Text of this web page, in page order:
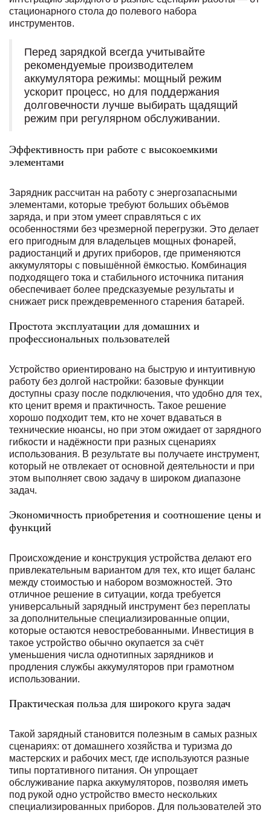
стационарного стола до полевого набора
инструментов.
Перед зарядкой всегда учитывайте
рекомендуемые производителем
аккумулятора режимы: мощный режим
ускорит процесс, но для поддержания
долговечности лучше выбирать щадящий
режим при регулярном обслуживании.
Эффективность при работе с высокоемкими
элементами
Зарядник рассчитан на работу с энергозапасными
элементами, которые требуют больших объёмов
заряда, и при этом умеет справляться с их
особенностями без чрезмерной перегрузки. Это делает
его пригодным для владельцев мощных фонарей,
радиостанций и других приборов, где применяются
аккумуляторы с повышённой ёмкостью. Комбинация
подходящего тока и стабильного источника питания
обеспечивает более предсказуемые результаты и
снижает риск преждевременного старения батарей.
Простота эксплуатации для домашних и
профессиональных пользователей
Устройство ориентировано на быструю и интуитивную
работу без долгой настройки: базовые функции
доступны сразу после подключения, что удобно для тех,
кто ценит время и практичность. Такое решение
хорошо подходит тем, кто не хочет вдаваться в
технические нюансы, но при этом ожидает от зарядного
гибкости и надёжности при разных сценариях
использования. В результате вы получаете инструмент,
который не отвлекает от основной деятельности и при
этом выполняет свою задачу в широком диапазоне
задач.
Экономичность приобретения и соотношение цены и
функций
Происхождение и конструкция устройства делают его
привлекательным вариантом для тех, кто ищет баланс
между стоимостью и набором возможностей. Это
отличное решение в ситуации, когда требуется
универсальный зарядный инструмент без переплаты
за дополнительные специализированные опции,
которые остаются невостребованными. Инвестиция в
такое устройство обычно окупается за счёт
уменьшения числа однотипных зарядников и
продления службы аккумуляторов при грамотном
использовании.
Практическая польза для широкого круга задач
Такой зарядный становится полезным в самых разных
сценариях: от домашнего хозяйства и туризма до
мастерских и рабочих мест, где используются разные
типы портативного питания. Он упрощает
обслуживание парка аккумуляторов, позволяя иметь
под рукой одно устройство вместо нескольких
специализированных приборов. Для пользователей это